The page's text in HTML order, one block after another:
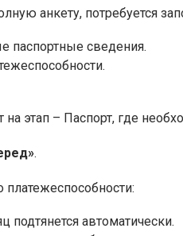
анкету, потребуется
паспортные сведения.
этап – Паспорт, где
.
платежеспособности:
подтянется автоматически.